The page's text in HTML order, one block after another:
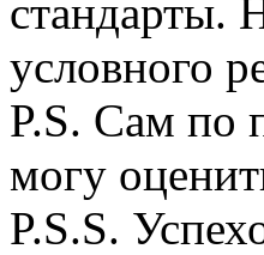
стандарты.
условного
P.S. Сам по
могу
P.S.S.